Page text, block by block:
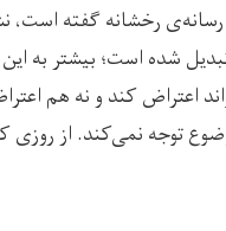
به رسانه‌ی رخشانه گفته
شده است؛ بیشتر به
اعتراض کند و نه هم
توجه نمی‌کند. از روزی